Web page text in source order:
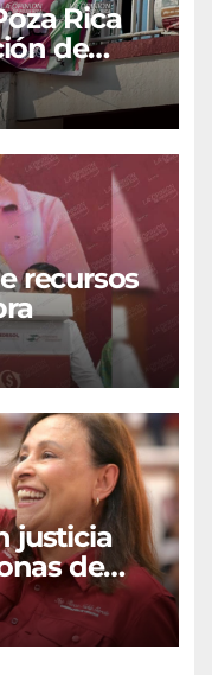
Rica
de
caso
recursos
justicia
de